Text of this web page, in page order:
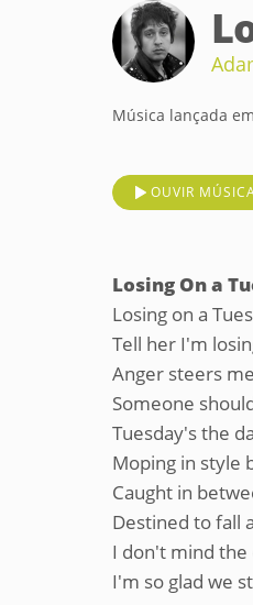
Música lançada
OUVIR
Losing On a
Losing on a
Tell her I'm
Anger steers
Someone
Tuesday's the
Moping in style
Caught in
Destined to fall
I don't mind
I'm so glad we